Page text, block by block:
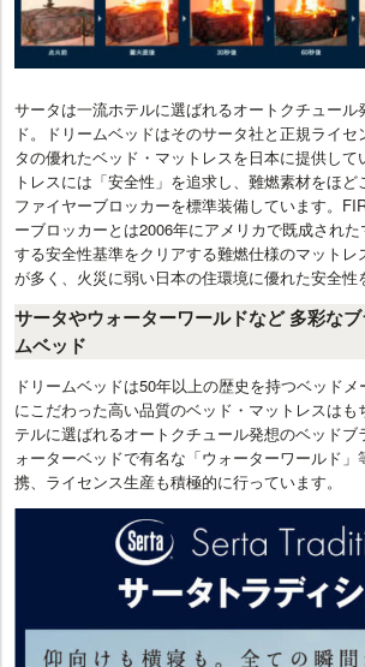
サータは一流ホテルに選ばれるオートクチュール
ド。ドリームベッドはそのサータ社と正規ライ
タの優れたベッド・マットレスを日本に提供して
トレスには「安全性」を追求し、難燃素材をほ
ファイヤーブロッカーを標準装備しています。
ーブロッカーとは2006年にアメリカで既成され
する安全性基準をクリアする難燃仕様のマット
が多く、火災に弱い日本の住環境に優れた安全性
サータやウォーターワールドなど 多彩な
ムベッド
ドリームベッドは50年以上の歴史を持つベッド
にこだわった高い品質のベッド・マットレスはも
テルに選ばれるオートクチュール発想のベッドブ
ォーターベッドで有名な「ウォーターワールド」
携、ライセンス生産も積極的に行っています。